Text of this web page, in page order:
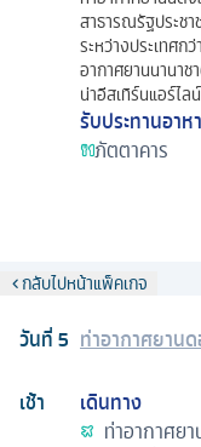
สาธารณรัฐประช
ระหว่างประเทศก
อากาศยานนานา
น่าอีสเทิร์นแอร์ไล
รับประทานอาห
ภัตตาคาร
กลับไปหน้าแพ็คเกจ
วันที่5 ท่าอากาศยาน
เช้า
เดินทาง
ท่าอากาศย